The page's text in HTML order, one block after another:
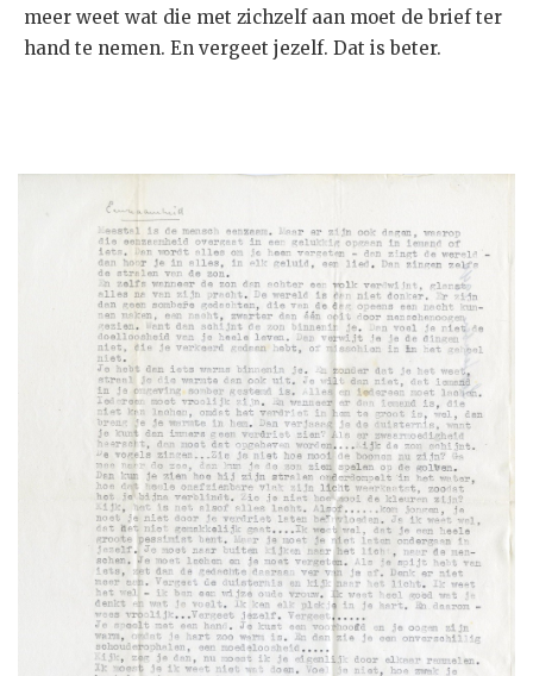
meer weet wat die met zichzelf aan moet de brief ter
hand te nemen. En vergeet jezelf. Dat is beter.